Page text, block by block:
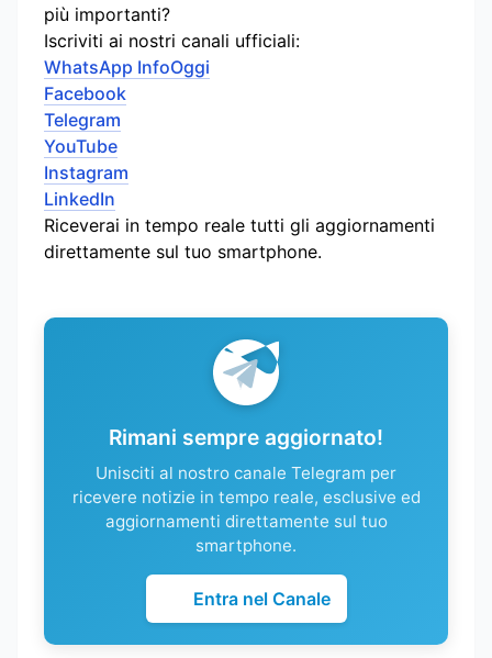
più importanti?
Iscriviti ai nostri canali ufficiali:
WhatsApp InfoOggi
Facebook
Telegram
YouTube
Instagram
LinkedIn
Riceverai in tempo reale tutti gli aggiornamenti
direttamente sul tuo smartphone.
Rimani sempre aggiornato!
Unisciti al nostro canale Telegram per
ricevere notizie in tempo reale, esclusive ed
aggiornamenti direttamente sul tuo
smartphone.
Entra nel Canale